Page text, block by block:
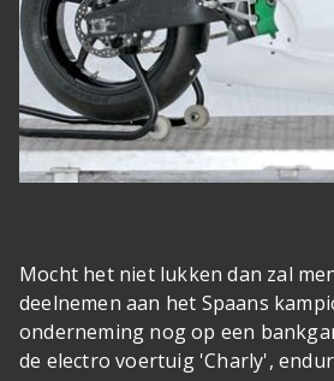
Mocht het niet lukken dan zal
deelnemen aan het Spaans
onderneming nog op een
de electro voertuig 'Charly',